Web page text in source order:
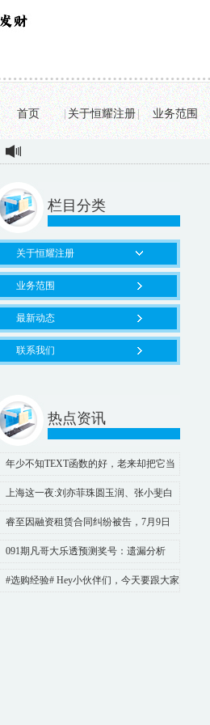
首页 | 关于恒耀注册| 业务范围
栏目分类
关于恒耀注册
业务范围
最新动态
联系我们
热点资讯
年少不知TEXT函数的好，老来却把它当
成宝
上海这一夜:刘亦菲珠圆玉润、张小斐白
到发光、王鸥造型翻车
睿至因融资租赁合同纠纷被告，7月9日
在上海市长宁区法院审理
091期凡哥大乐透预测奖号：遗漏分析
#选购经验# Hey小伙伴们，今天要跟大家